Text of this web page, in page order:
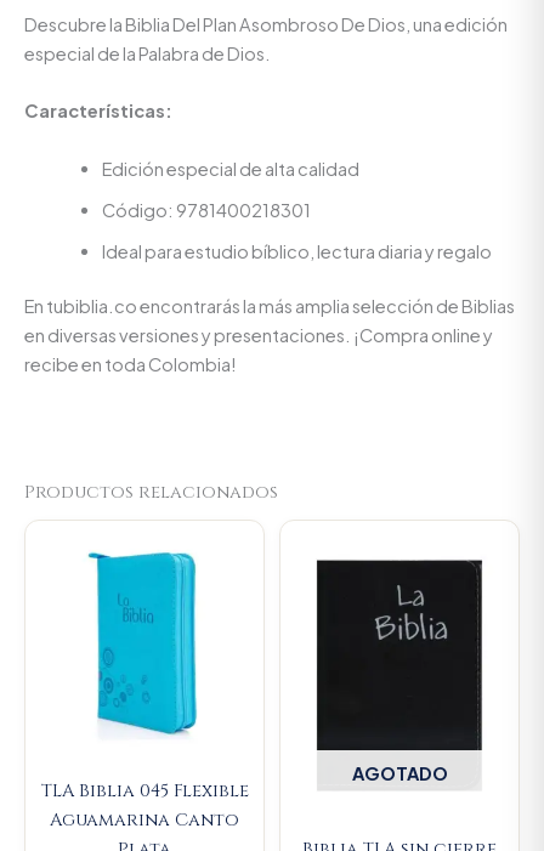
Descubre la Biblia Del Plan Asombroso De Dios, una edición
especial de la Palabra de Dios.
Características:
Edición especial de alta calidad
Código: 9781400218301
Ideal para estudio bíblico, lectura diaria y regalo
En tubiblia.co encontrarás la más amplia selección de Biblias
en diversas versiones y presentaciones. ¡Compra online y
recibe en toda Colombia!
Productos relacionados
TLA Biblia 045 Flexible
Aguamarina Canto
price
was:
$93.000.
Current
AGOTADO